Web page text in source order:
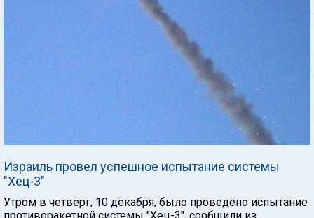
Израиль провел успешное испытание системы
"Хец-3"
Утром в четверг, 10 декабря, было проведено испытание
противоракетной системы "Хец-3", сообщили из